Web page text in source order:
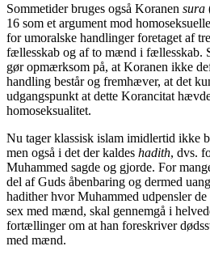
Sommetider bruges også Koranen sura
16 som et argument mod
for umoralske handlinger foretaget af
fællesskab og af to mænd i fællesskab.
gør opmærksom på, at Koranen ikke
handling består og fremhæver, at det
udgangspunkt at dette Korancitat
homoseksualitet.
Nu tager klassisk islam imidlertid ikke
men også i det der kaldes hadith, dvs.
Muhammed sagde og gjorde. For
del af Guds åbenbaring og dermed
hadither hvor Muhammed udpensler
sex med mænd, skal gennemgå i
fortællinger om at han foreskriver
med mænd.